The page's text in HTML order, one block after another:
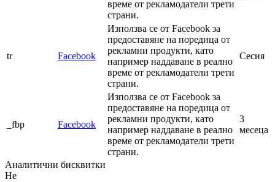
време от рекламодатели трети
страни.
tr Facebook
Използва се от Facebook за
предоставяне на поредица от
рекламни продукти, като
например наддаване в реално
време от рекламодатели трети
страни.
Сесия
_fbp Facebook
Използва се от Facebook за
предоставяне на поредица от
рекламни продукти, като
например наддаване в реално
време от рекламодатели трети
страни.
3
месеца
Аналитични бисквитки
Не